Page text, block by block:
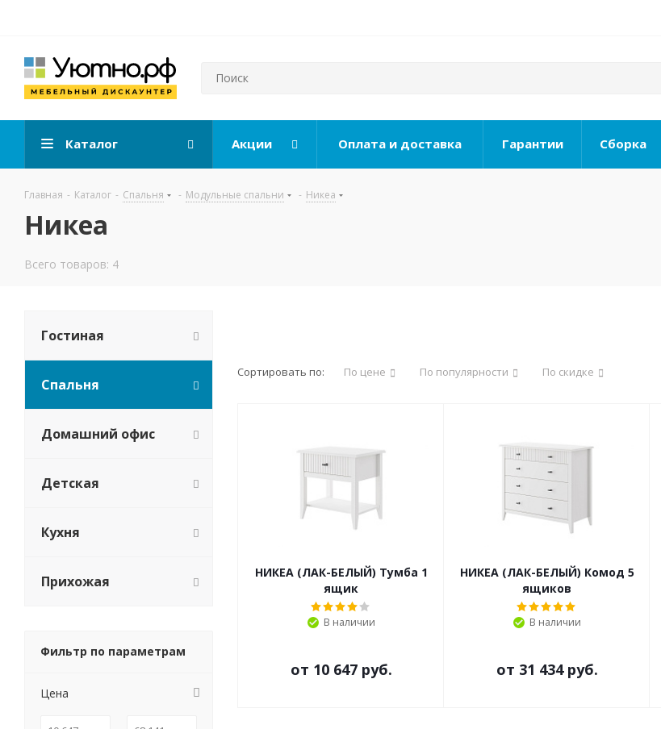
Каталог Акции Оплата и доставка Гарантии Сборка
Главная - Каталог - Спальня - Модульные спальни - Никеа
Никеа
Всего товаров: 4
Сортировать по: По цене По популярности По скидке
НИКЕА (ЛАК-БЕЛЫЙ) Тумба 1
ящик
В наличии
от 10 647 руб.
НИКЕА (ЛАК-БЕЛЫЙ) Комод 5
ящиков
В наличии
от 31 434 руб.
Гостиная
Спальня
Домашний офис
Детская
Кухня
Прихожая
Фильтр по параметрам
Цена